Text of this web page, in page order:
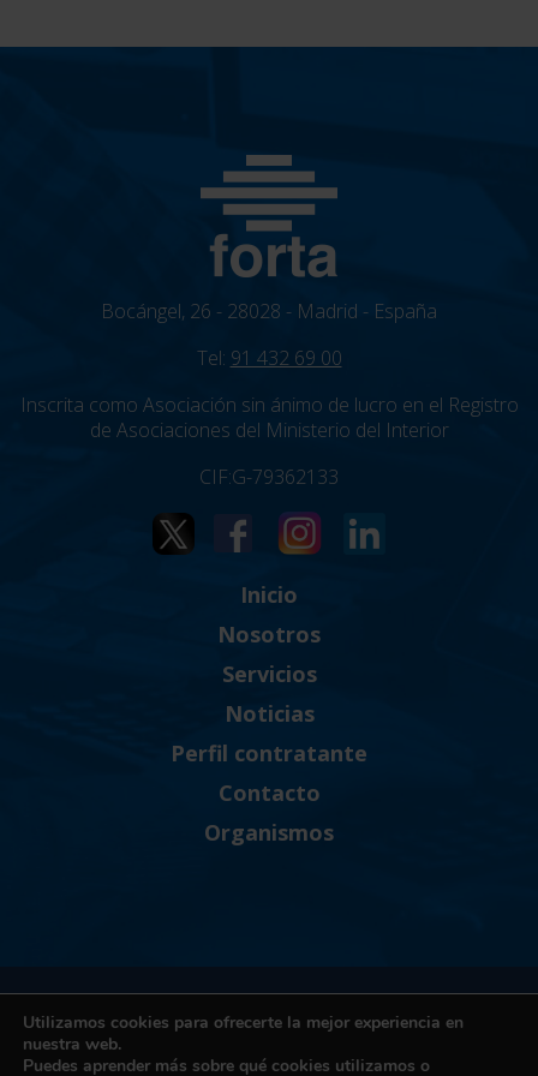
Bocángel, 26 - 28028 - Madrid - España
Tel: 91 432 69 00
Inscrita como Asociación sin ánimo de lucro en el Registro
de Asociaciones del Ministerio del Interior
CIF:G-79362133
Inicio
Nosotros
Servicios
Noticias
Perfil contratante
Contacto
Organismos
Política de Privacidad
Términos y condiciones de uso
Utilizamos cookies para ofrecerte la mejor experiencia en
nuestra web.
Puedes aprender más sobre qué cookies utilizamos o